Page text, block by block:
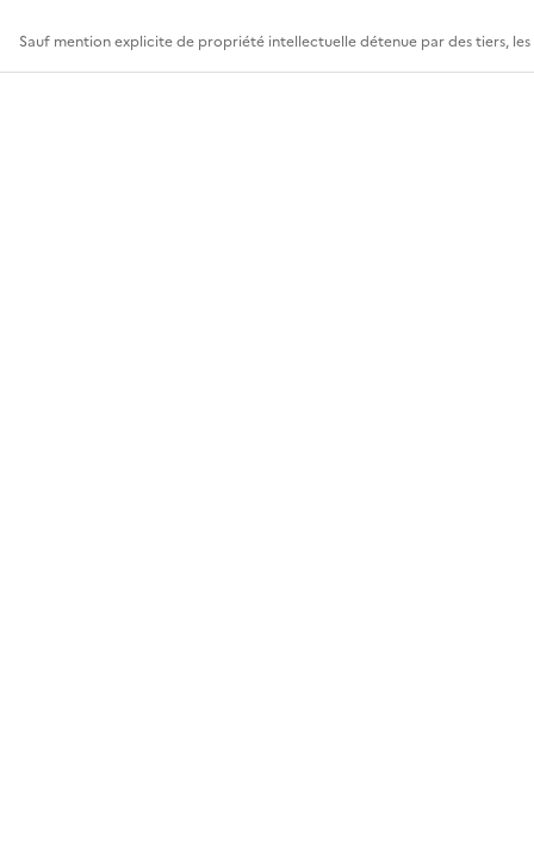
Sauf mention explicite de propriété intellectuelle détenue par des tiers,